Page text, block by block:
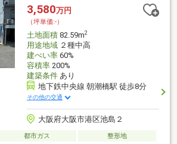
3,580万円
（坪単価:-）
土地面積82.59m2
用途地域２種中高
建ぺい率60%
容積率200%
建築条件あり
地下鉄中央線 朝潮橋駅 徒歩8分
その他の交通
大阪府大阪市港区池島２
都市ガス 整形地